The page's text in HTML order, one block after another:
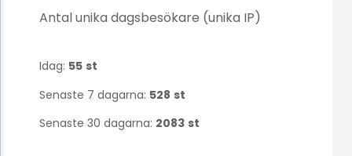
Antal unika dagsbesökare (unika IP)
Idag: 55 st
Senaste 7 dagarna: 528 st
Senaste 30 dagarna: 2083 st